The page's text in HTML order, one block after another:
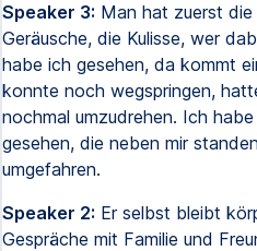
Speaker 3: Man hat zuerst
Geräusche, die Kulisse, wer
habe ich gesehen, da kommt
konnte noch wegspringen,
nochmal umzudrehen. Ich
gesehen, die neben mir
umgefahren.
Speaker 2: Er selbst bleibt
Gespräche mit Familie und